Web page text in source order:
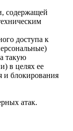
содержащей
доступа к
такую
в целях ее
и блокирования
атак.